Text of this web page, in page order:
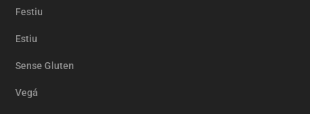
Festiu
Estiu
Sense Gluten
Vegá